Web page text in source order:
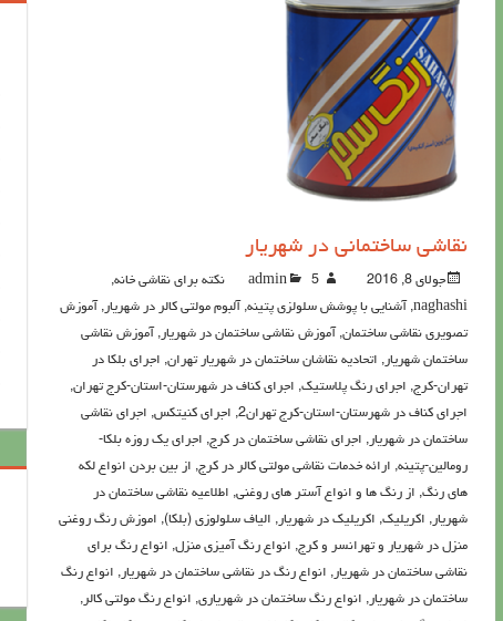
نقاشی ساختمانی در شهریار
جولای 8, 2016 admin 5نکته برای نقاشی خانه
,
naghashi
, آشنايي با پوشش سلولزي پتينه, آلبوم مولتی کالر در شهریار, آموزش
تصویری نقاشی ساختمان, آموزش نقاشی ساختمان در شهریار, آموزش نقاشی
ساختمان شهریار, اتحادیه نقاشان ساختمان در شهریار تهران, اجرای بلکا در
تهران-کرج, اجرای رنگ پلاستیک, اجرای کناف در شهرستان-استان-کرج تهران,
اجرای کناف در شهرستان-استان-کرج تهران2 , اجرای کنیتکس, اجرای نقاشی
ساختمان در شهریار, اجرای نقاشی ساختمان در کرج, اجرای یک روزه بلکا-
رومالین-پتینه, ارائه خدمات نقاشی مولتی کالر در کرج, از بین بردن انواع لکه
های رنگ, از رنگ ها و انواع آستر های روغنی, اطلاعيه نقاشی ساختمان در
شهریار, اکريليک, اکريليک در شهریار, الیاف سلولوزی (بلکا), اموزش رنگ روغنی
منزل در شهریار و تهرانسر و کرج, انواع رنگ آمیزی منزل, انواع رنگ برای
نقاشی ساختمان در شهریار, انواع رنگ در نقاشی ساختمان در شهریار, انواع رنگ
ساختمان در شهریار, انواع رنگ ساختمان در شهریاری, انواع رنگ مولتی کالر,